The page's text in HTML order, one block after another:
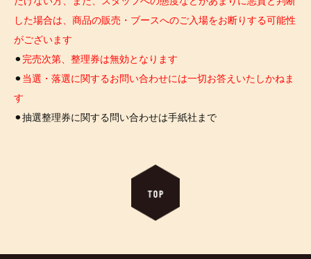
した場合は、商品の販売・ブースへのご入場をお断りする可能性
がございます
⚫︎ 完売次第、整理券は無効となります
⚫︎ 当選・落選に関するお問い合わせには一切お答えいたしかねま
す
⚫︎抽選整理券に関する問い合わせは手紙社まで